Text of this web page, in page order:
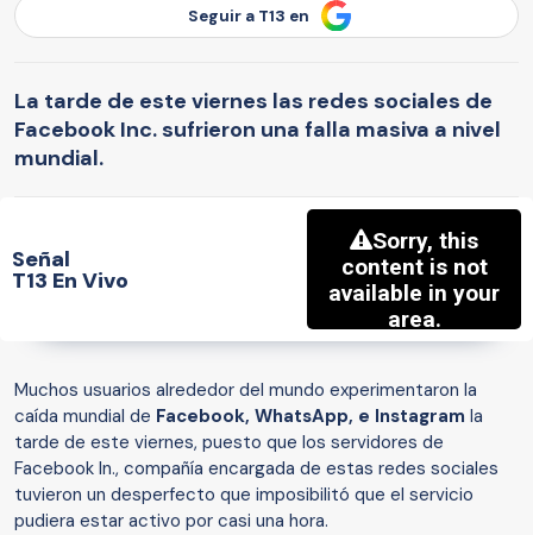
Seguir a T13 en
La tarde de este viernes las redes sociales de
Facebook Inc. sufrieron una falla masiva a nivel
mundial.
Señal
T13 En Vivo
Muchos usuarios alrededor del mundo experimentaron la
caída mundial de Facebook, WhatsApp, e Instagram la
tarde de este viernes, puesto que los servidores de
Facebook In., compañía encargada de estas redes sociales
tuvieron un desperfecto que imposibilitó que el servicio
pudiera estar activo por casi una hora.